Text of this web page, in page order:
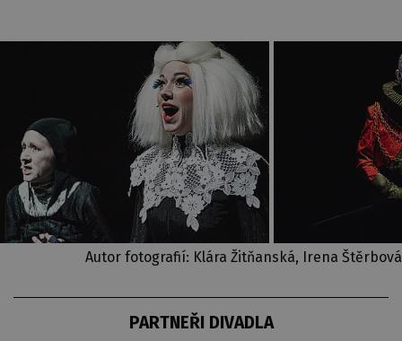
Autor fotografií: Klára Žitňanská, Irena Štěrbová
PARTNEŘI DIVADLA